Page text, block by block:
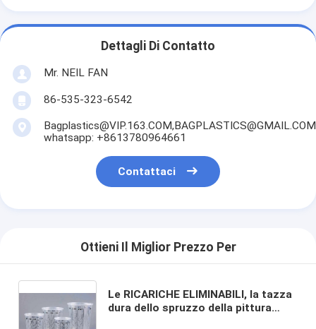
Dettagli Di Contatto
Mr. NEIL FAN
86-535-323-6542
Bagplastics@VIP.163.COM,BAGPLASTICS@GMAIL.COM
whatsapp: +8613780964661
Contattaci
Ottieni Il Miglior Prezzo Per
Le RICARICHE ELIMINABILI, la tazza
dura dello spruzzo della pittura